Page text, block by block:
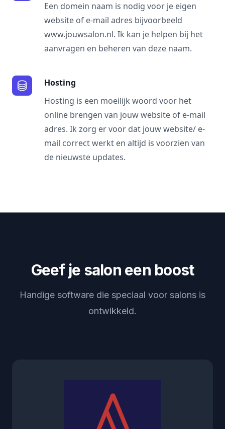
Een domein naam is nodig voor je eigen
website of e-mail adres bijvoorbeeld
www.jouwsalon.nl. Ik kan je helpen bij het
aanvragen en beheren van deze naam.
Hosting
Hosting is een moeilijk woord voor het
online brengen van jouw website of e-mail
adres. Ik zorg er voor dat jouw website/ e-
mail correct werkt en altijd is voorzien van
de nieuwste updates.
Geef je salon een boost
Handige software die speciaal voor salons is
ontwikkeld.